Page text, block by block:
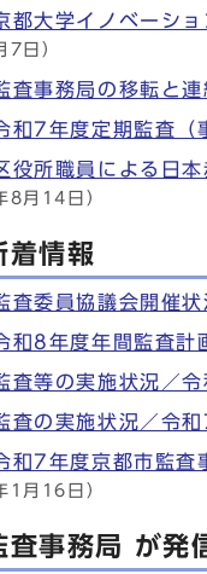
都大学イノベーシ
7日）
査事務局の移転と連
和7年度定期監査（
役所職員による日
8月14日）
着情報
査委員協議会開催状
和8年度年間監査計
査等の実施状況／
査の実施状況／令
和7年度京都市監査
1月16日）
査事務局 が発